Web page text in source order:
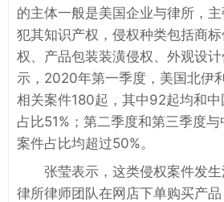
的主体一般是美国企业与律所，
犯其知识产权，侵权种类包括商
权、产品包装装潢侵权、外观设
示，2020年第一季度，美国北伊
相关案件180起，其中92起均和中
占比51%；第二季度和第三季度
案件占比均超过50%。
张莹表示，这类侵权案件发
律所律师团队在网店下单购买产